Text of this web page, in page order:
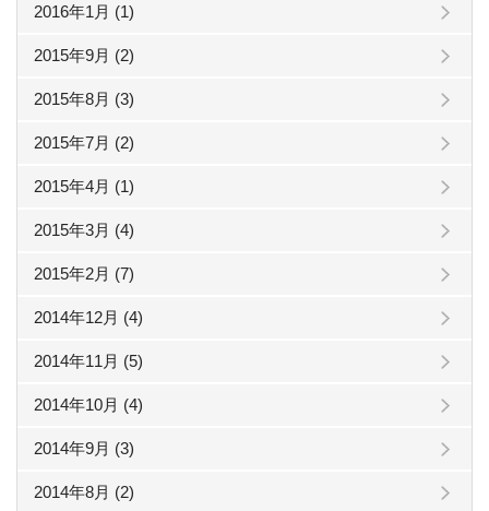
2016年1月 (1)
2015年9月 (2)
2015年8月 (3)
2015年7月 (2)
2015年4月 (1)
2015年3月 (4)
2015年2月 (7)
2014年12月 (4)
2014年11月 (5)
2014年10月 (4)
2014年9月 (3)
2014年8月 (2)